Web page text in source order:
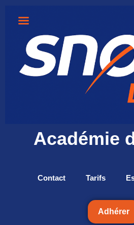
Académie
Contact Tarifs
Adhérer